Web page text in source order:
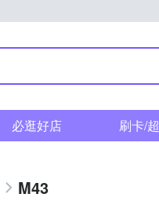
必逛好店 刷卡/
M43